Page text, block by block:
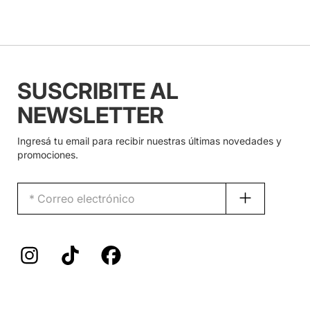
SUSCRIBITE AL
NEWSLETTER
Ingresá tu email para recibir nuestras últimas novedades y
promociones.